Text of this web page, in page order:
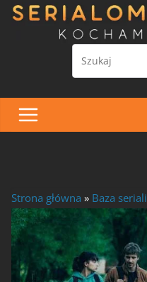
Strona główna » Baza seriali